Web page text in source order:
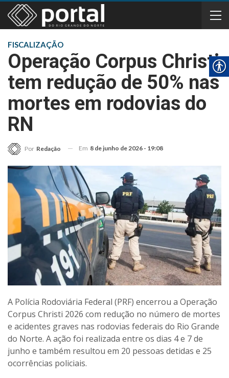
FISCALIZAÇÃO
Operação Corpus Christi
tem redução de 50% nas
mortes em rodovias do
RN
Por Redação Em 8 de junho de 2026 - 19:08
A Polícia Rodoviária Federal (PRF) encerrou a Operação
Corpus Christi 2026 com redução no número de mortes
e acidentes graves nas rodovias federais do Rio Grande
do Norte. A ação foi realizada entre os dias 4 e 7 de
junho e também resultou em 20 pessoas detidas e 25
ocorrências policiais.